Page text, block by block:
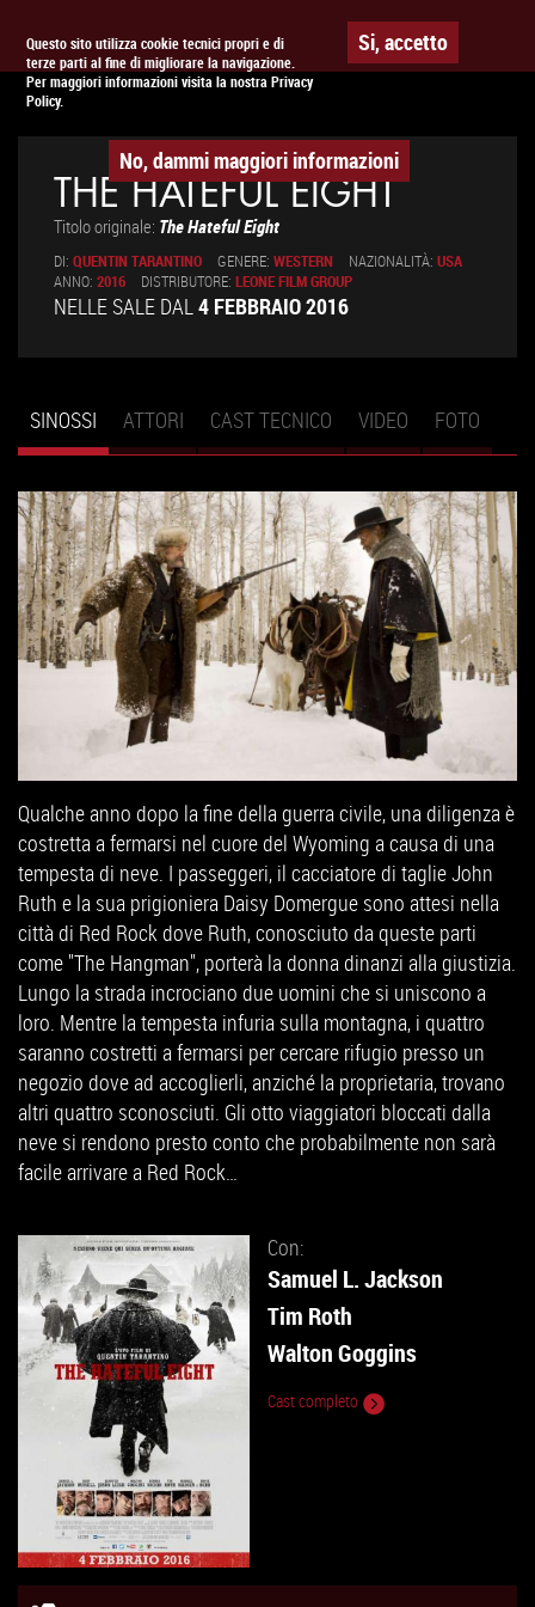
Questo sito utilizza cookie tecnici propri e di
terze parti al fine di migliorare la navigazione.
Per maggiori informazioni visita la nostra Privacy
Policy.
Si, accetto
No, dammi maggiori informazioni
APPUNTAMENTO AL CINEMA
THE HATEFUL EIGHT
Titolo originale: The Hateful Eight
DI: QUENTIN TARANTINO GENERE: WESTERN NAZIONALITÀ: USA
ANNO: 2016 DISTRIBUTORE: LEONE FILM GROUP
NELLE SALE DAL4 FEBBRAIO 2016
Schede primarie
SINOSSI (SCHEDA
ATTIVA)
ATTORI CAST TECNICO VIDEO FOTO
Qualche anno dopo la fine della guerra civile, una diligenza è
costretta a fermarsi nel cuore del Wyoming a causa di una
tempesta di neve. I passeggeri, il cacciatore di taglie John
Ruth e la sua prigioniera Daisy Domergue sono attesi nella
città di Red Rock dove Ruth, conosciuto da queste parti
come "The Hangman", porterà la donna dinanzi alla giustizia.
Lungo la strada incrociano due uomini che si uniscono a
loro. Mentre la tempesta infuria sulla montagna, i quattro
saranno costretti a fermarsi per cercare rifugio presso un
negozio dove ad accoglierli, anziché la proprietaria, trovano
altri quattro sconosciuti. Gli otto viaggiatori bloccati dalla
neve si rendono presto conto che probabilmente non sarà
facile arrivare a Red Rock…
Con:
Samuel L. Jackson
Tim Roth
Walton Goggins
Cast completo